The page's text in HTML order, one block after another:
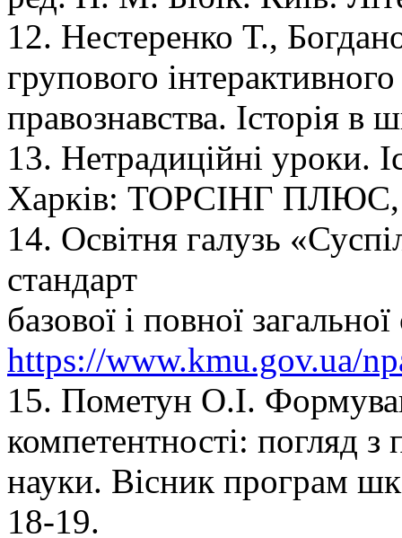
12. Нестеренко Т.,
групового
правознавства. Історія
13. Нетрадиційні уроки.
Харків: ТОРСІНГ ПЛЮС,
14. Освітня галузь
стандарт
базової і повної
https://www.kmu.gov.ua/
15. Пометун О.І.
компетентності: погляд з
науки. Вісник програм
18-19.